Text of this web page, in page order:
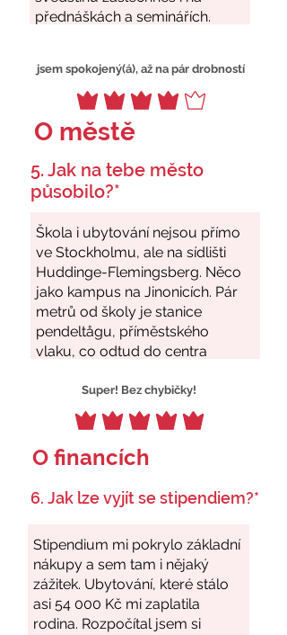
jsem spokojený(á), až na pár drobností
O městě
5. Jak na tebe město
působilo?*
Super! Bez chybičky!
O financích
6. Jak lze vyjít se stipendiem?*